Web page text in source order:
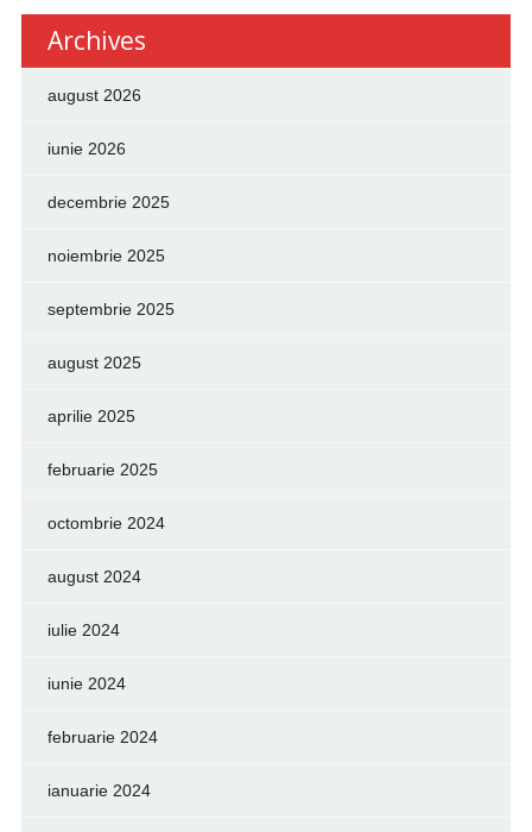
Archives
august 2026
iunie 2026
decembrie 2025
noiembrie 2025
septembrie 2025
august 2025
aprilie 2025
februarie 2025
octombrie 2024
august 2024
iulie 2024
iunie 2024
februarie 2024
ianuarie 2024